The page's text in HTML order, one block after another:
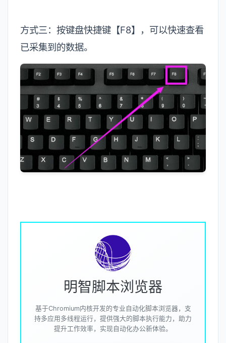
方式三：按键盘快捷键【F8】，可以快速查看
已采集到的数据。
明智脚本浏览器
基于Chromium内核开发的专业自动化脚本浏览器，支
持多应用多线程运行，提供强大的脚本执行能力，助力
提升工作效率，实现自动化办公新体验。